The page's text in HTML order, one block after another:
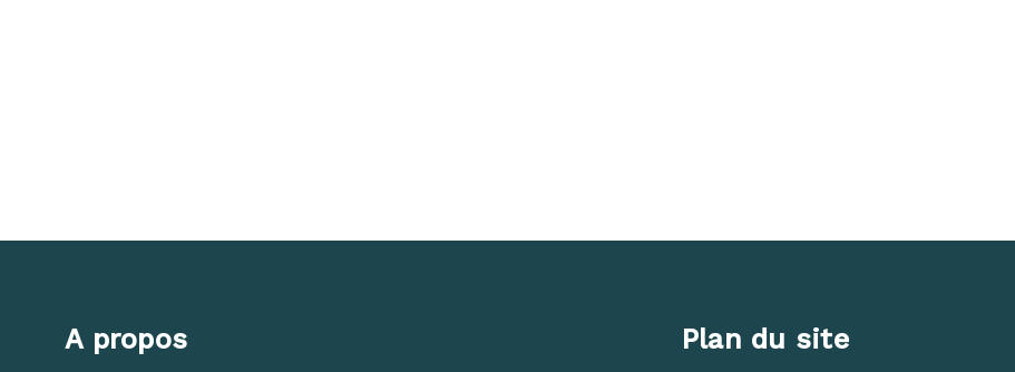
A propos Plan du site